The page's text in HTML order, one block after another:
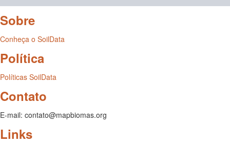
Sobre
Conheça o SoilData
Política
Políticas SoilData
Contato
E-mail: contato@mapbiomas.org
Links